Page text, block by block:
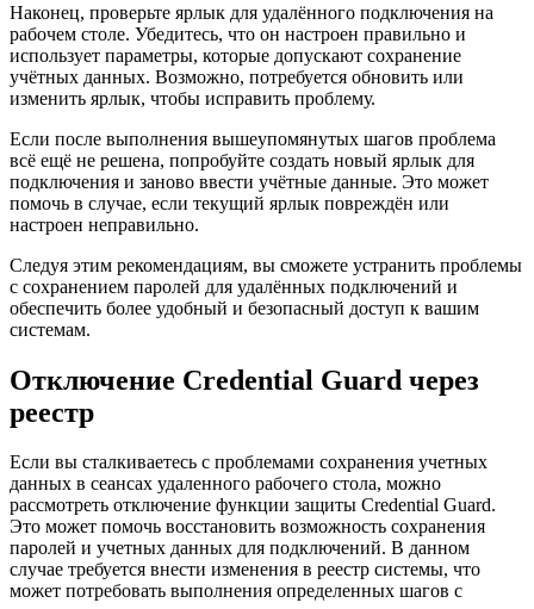
Наконец, проверьте ярлык для удалённого подключения на
рабочем столе. Убедитесь, что он настроен правильно и
использует параметры, которые допускают сохранение
учётных данных. Возможно, потребуется обновить или
изменить ярлык, чтобы исправить проблему.
Если после выполнения вышеупомянутых шагов проблема
всё ещё не решена, попробуйте создать новый ярлык для
подключения и заново ввести учётные данные. Это может
помочь в случае, если текущий ярлык повреждён или
настроен неправильно.
Следуя этим рекомендациям, вы сможете устранить проблемы
с сохранением паролей для удалённых подключений и
обеспечить более удобный и безопасный доступ к вашим
системам.
Отключение Credential Guard через
реестр
Если вы сталкиваетесь с проблемами сохранения учетных
данных в сеансах удаленного рабочего стола, можно
рассмотреть отключение функции защиты Credential Guard.
Это может помочь восстановить возможность сохранения
паролей и учетных данных для подключений. В данном
случае требуется внести изменения в реестр системы, что
может потребовать выполнения определенных шагов с